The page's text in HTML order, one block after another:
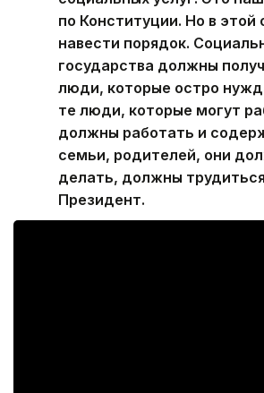
по Конституции. Но в этой
навести порядок.
государства должны
люди, которые остро
те люди, которые могут
должны работать и
семьи, родителей, они
делать, должны
Президент.